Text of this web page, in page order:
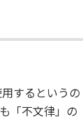
するというの
「不文律」の